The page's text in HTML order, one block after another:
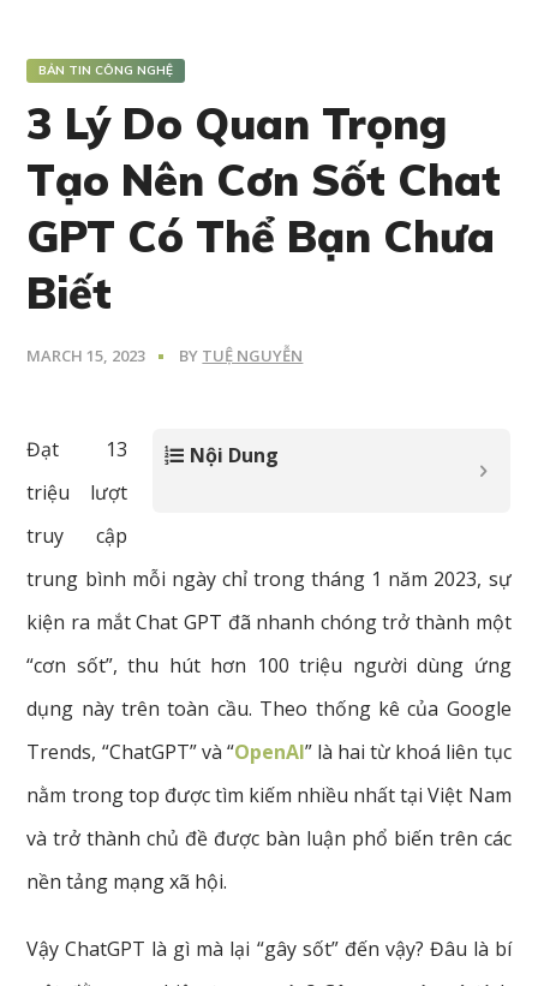
BẢN TIN CÔNG NGHỆ
3 Lý Do Quan Trọng
Tạo Nên Cơn Sốt Chat
GPT Có Thể Bạn Chưa
Biết
MARCH 15, 2023 BY TUỆ NGUYỄN
Nội Dung
Đạt 13
triệu lượt
truy cập
trung bình mỗi ngày chỉ trong tháng 1 năm 2023, sự
kiện ra mắt Chat GPT đã nhanh chóng trở thành một
“cơn sốt”, thu hút hơn 100 triệu người dùng ứng
dụng này trên toàn cầu. Theo thống kê của Google
Trends, “ChatGPT” và “OpenAI” là hai từ khoá liên tục
nằm trong top được tìm kiếm nhiều nhất tại Việt Nam
và trở thành chủ đề được bàn luận phổ biến trên các
nền tảng mạng xã hội.
Vậy ChatGPT là gì mà lại “gây sốt” đến vậy? Đâu là bí